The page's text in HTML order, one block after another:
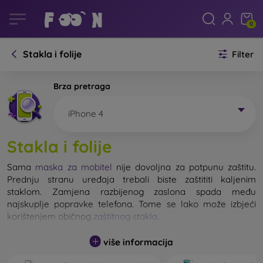
0
Stakla i folije Filter
Brza pretraga
iPhone 4
Stakla i folije
Sama maska za mobitel nije dovoljna za potpunu zaštitu.
Prednju stranu uređaja trebali biste zaštititi kaljenim
staklom. Zamjena razbijenog zaslona spada među
najskuplje popravke telefona. Tome se lako može izbjeći
korištenjem običnog zaštitnog stakla
Nerazbijivo staklo za mobitel ne postoji, ali u većini slučajeva
više informacija